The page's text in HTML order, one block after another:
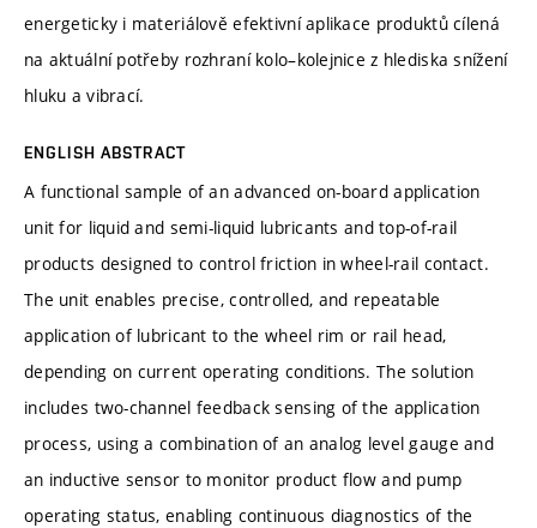
energeticky i materiálově efektivní aplikace produktů cílená
na aktuální potřeby rozhraní kolo–kolejnice z hlediska snížení
hluku a vibrací.
ENGLISH ABSTRACT
A functional sample of an advanced on-board application
unit for liquid and semi-liquid lubricants and top-of-rail
products designed to control friction in wheel-rail contact.
The unit enables precise, controlled, and repeatable
application of lubricant to the wheel rim or rail head,
depending on current operating conditions. The solution
includes two-channel feedback sensing of the application
process, using a combination of an analog level gauge and
an inductive sensor to monitor product flow and pump
operating status, enabling continuous diagnostics of the